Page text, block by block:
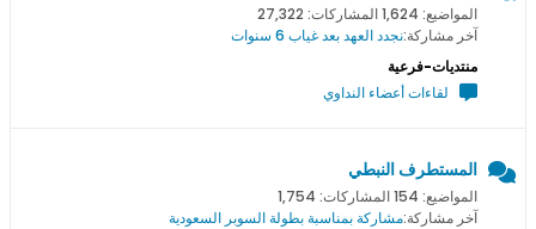
المواضيع: 1,624 المشاركات: 27,322
آخر مشاركة:نجدد العهد بعد غياب 6 سنوات
منتديات-فرعية
لقاءات أعضاء النداوي
المستطرف النبطي
المواضيع: 154 المشاركات: 1,754
آخر مشاركة:مشاركة بمناسبة بطولة السوبر السعودية